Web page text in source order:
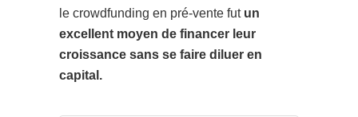
le crowdfunding en pré-vente fut un
excellent moyen de financer leur
croissance sans se faire diluer en
capital.